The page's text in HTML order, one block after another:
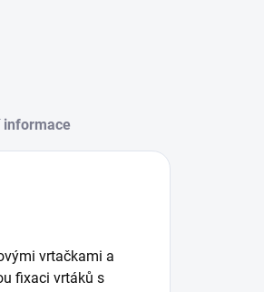
informace
vrtačkami a
fixaci vrtáků s